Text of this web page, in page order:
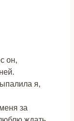
он,
я,
за